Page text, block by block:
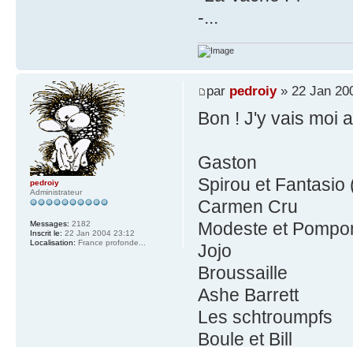
-...
par pedroiy» 22 Jan
Bon ! J'y vais moi
Gaston
Spirou et Fantasio
Carmen Cru
Modeste et
Jojo
Broussaille
Ashe Barrett
Les schtroumpfs
Boule et Bill
pedroiy
Administrateur
Messages: 2182
Inscrit le: 22 Jan 2004 23:12
Localisation: France profonde...